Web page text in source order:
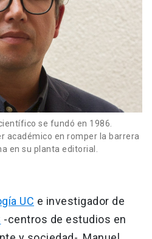
se fundó en 1986.
académico en romper la barrera
en su planta editorial.
UC e investigador de
-centros de estudios en